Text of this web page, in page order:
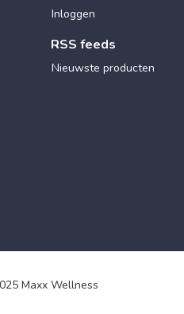
Inloggen
RSS feeds
Nieuwste producten
Maxx Wellness